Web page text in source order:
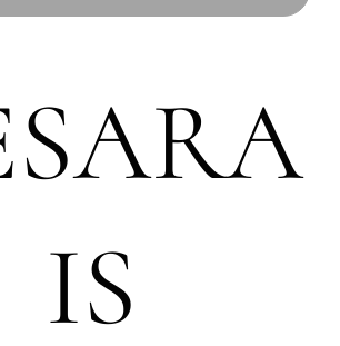
IS